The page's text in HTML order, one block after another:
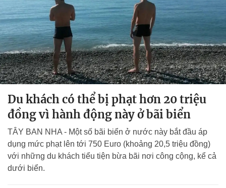
Du khách có thể bị phạt hơn 20 triệu
đồng vì hành động này ở bãi biển
TÂY BAN NHA - Một số bãi biển ở nước này bắt đầu áp
dụng mức phạt lên tới 750 Euro (khoảng 20,5 triệu đồng)
với những du khách tiểu tiện bừa bãi nơi công cộng, kể cả
dưới biển.